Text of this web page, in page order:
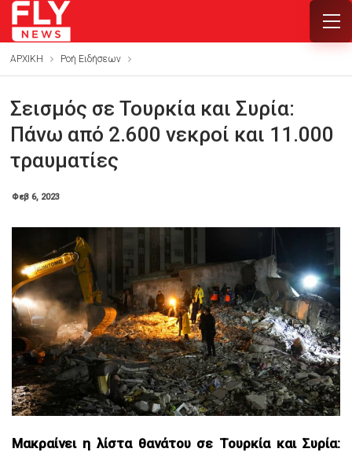
ΑΡΧΙΚΗ Ροή Ειδήσεων
Σεισμός σε Τουρκία και Συρία:
Πάνω από 2.600 νεκροί και 11.000
τραυματίες
Φεβ 6, 2023
Μακραίνει η λίστα θανάτου σε Τουρκία και Συρία: